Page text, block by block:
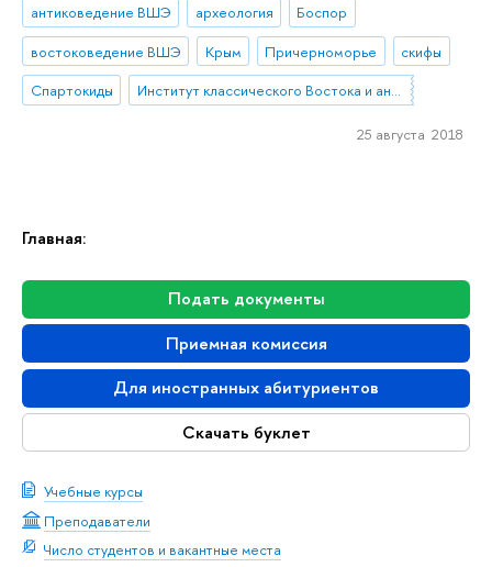
Главная:
Подать документы
Приемная комиссия
Для иностранных абитуриентов
Скачать буклет
Учебные курсы
Преподаватели
Число студентов и вакантные места
антиковедение ВШЭ
археология
Боспор
востоковедение ВШЭ
Крым Причерноморье
скифы
Спартокиды
Институт классического Востока и античности
25 августа 2018